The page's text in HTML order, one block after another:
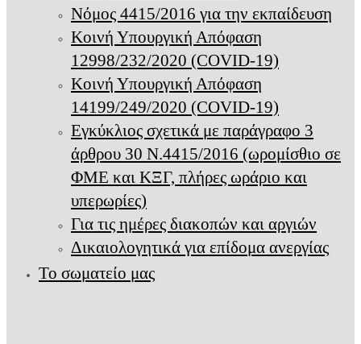
Νόμος 4415/2016 για την εκπαίδευση
Κοινή Υπουργική Απόφαση
12998/232/2020 (COVID-19)
Κοινή Υπουργική Απόφαση
14199/249/2020 (COVID-19)
Εγκύκλιος σχετικά με παράγραφο 3
άρθρου 30 Ν.4415/2016 (ωρομίσθιο σε
ΦΜΕ και ΚΞΓ, πλήρες ωράριο και
υπερωρίες)
Για τις ημέρες διακοπών και αργιών
Δικαιολογητικά για επίδομα ανεργίας
Το σωματείο μας